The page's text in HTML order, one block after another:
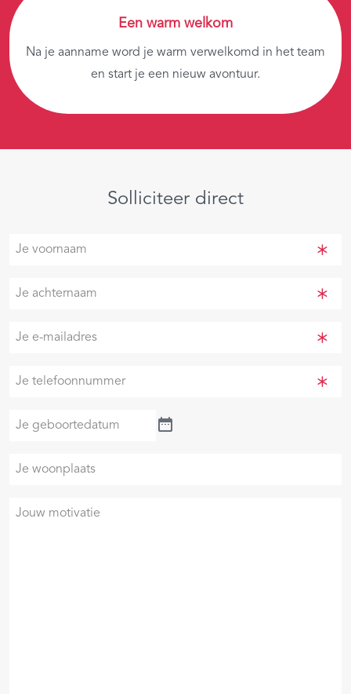
Een warm welkom
Na je aanname word je warm verwelkomd in het team
en start je een nieuw avontuur.
Solliciteer direct
Je
Je
Je
(Vereist)
Je
Je
geboortedatum
Je
woonplaats
Je